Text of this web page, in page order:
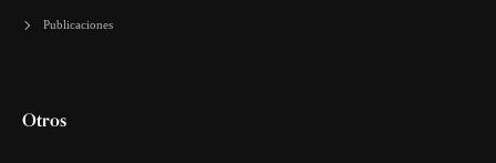
Publicaciones
Otros